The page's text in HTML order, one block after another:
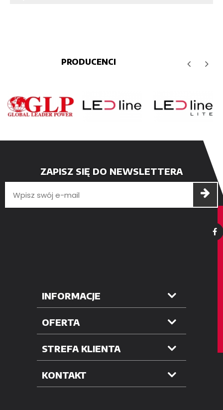
PRODUCENCI
ZAPISZ SIĘ DO NEWSLETTERA
INFORMACJE
OFERTA
STREFA KLIENTA
KONTAKT